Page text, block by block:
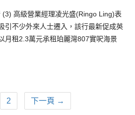
高級營業經理凌光盛(Ringo Ling)表
引不少外來人士遷入，該行最新促成英
月租2.3萬元承租珀麗灣807實呎海景
2 下一頁 →